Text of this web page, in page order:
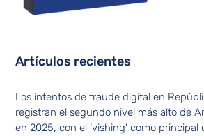
Artículos recientes
Los intentos de fraude digital en
registran el segundo nivel más alto de
en 2025, con el ‘vishing’ como principal